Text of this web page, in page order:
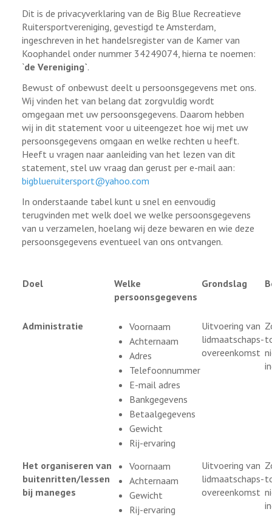
Dit is de privacyverklaring van de Big Blue Recreatieve
Ruitersportvereniging, gevestigd te Amsterdam,
ingeschreven in het handelsregister van de Kamer van
Koophandel onder nummer 34249074, hierna te noemen:
`de Vereniging`.
Bewust of onbewust deelt u persoonsgegevens met ons.
Wij vinden het van belang dat zorgvuldig wordt
omgegaan met uw persoonsgegevens. Daarom hebben
wij in dit statement voor u uiteengezet hoe wij met uw
persoonsgegevens omgaan en welke rechten u heeft.
Heeft u vragen naar aanleiding van het lezen van dit
statement, stel uw vraag dan gerust per e-mail aan:
bigblueruitersport@yahoo.com
In onderstaande tabel kunt u snel en eenvoudig
terugvinden met welk doel we welke persoonsgegevens
van u verzamelen, hoelang wij deze bewaren en wie deze
persoonsgegevens eventueel van ons ontvangen.
Doel
Welke
persoonsgegevens
Grondslag
Administratie
Voornaam
Achternaam
Adres
Telefoonnummer
E-mail adres
Bankgegevens
Betaalgegevens
Gewicht
Rij-ervaring
Uitvoering van
lidmaatschaps-
overeenkomst
Het organiseren van
buitenritten/lessen
bij maneges
Voornaam
Achternaam
Gewicht
Rij-ervaring
Uitvoering van
lidmaatschaps-
overeenkomst